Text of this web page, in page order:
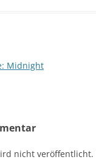
Midnight
nicht veröffentlicht.